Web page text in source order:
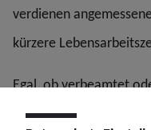
verdienen
kürzere
Egal, ob verbeamtet
Polizisten müssten